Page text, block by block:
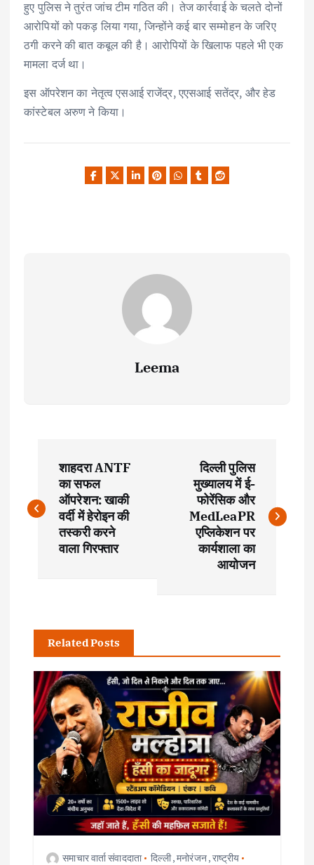
हुए पुलिस ने तुरंत जांच टीम गठित की। तेज कार्रवाई के चलते दोनों
आरोपियों को पकड़ लिया गया, जिन्होंने कई बार सम्मोहन के जरिए
ठगी करने की बात कबूल की है। आरोपियों के खिलाफ पहले भी एक
मामला दर्ज था।
इस ऑपरेशन का नेतृत्व एसआई राजेंद्र, एएसआई सतेंद्र, और हेड
कांस्टेबल अरुण ने किया।
Leema
o
s
a
v
g
a
t
शाहदरा ANTF
का सफल
ऑपरेशन: खाकी
वर्दी में हेरोइन की
तस्करी करने
वाला गिरफ्तार
दिल्ली पुलिस
मुख्यालय में ई-
फोरेंसिक और
MedLeaPR
एप्लिकेशन पर
कार्यशाला का
आयोजन
Related Posts
समाचार वार्ता संवाददाता दिल्ली,मनोरंजन,राष्ट्रीय